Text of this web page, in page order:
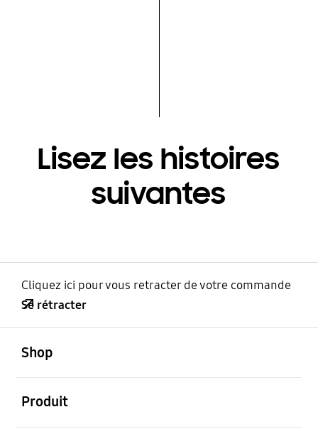
Lisez les histoires
suivantes
Cliquez ici pour vous retracter de votre commande
Se rétracter
Shop
Produit